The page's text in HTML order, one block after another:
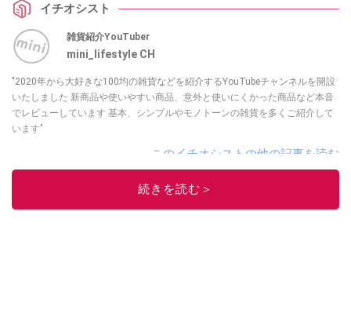
イチオシスト
雑貨紹介YouTuber
mini_lifestyle CH
"2020年から大好きな100均の雑貨などを紹介するYouTubeチャンネルを開設
いたしました 新商品や使いやすい商品、意外と使いにくかった商品など本音
でレビューしています 基本、シンプルやモノトーンの雑貨を多くご紹介して
います"
このイチオシストの他の記事を読む
続きを読む＞